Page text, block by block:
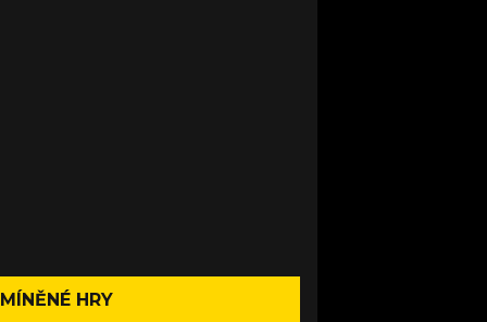
HRY